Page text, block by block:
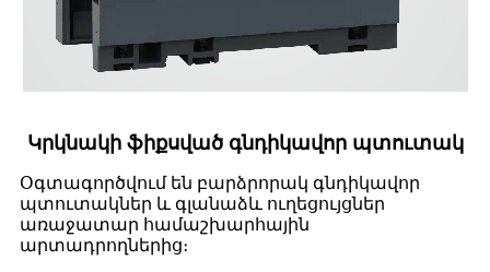
Կրկնակի ֆիքսված գնդիկավոր պտուտակ
Օգտագործվում են բարձրորակ գնդիկավոր
պտուտակներ և գլանաձև ուղեցույցներ
առաջատար համաշխարհային
արտադրողներից։